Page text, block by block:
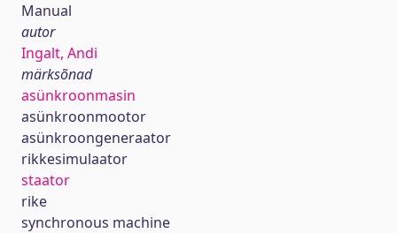
Manual
autor
Ingalt, Andi
märksõnad
asünkroonmasin
asünkroonmootor
asünkroongeneraator
rikkesimulaator
staator
rike
synchronous machine